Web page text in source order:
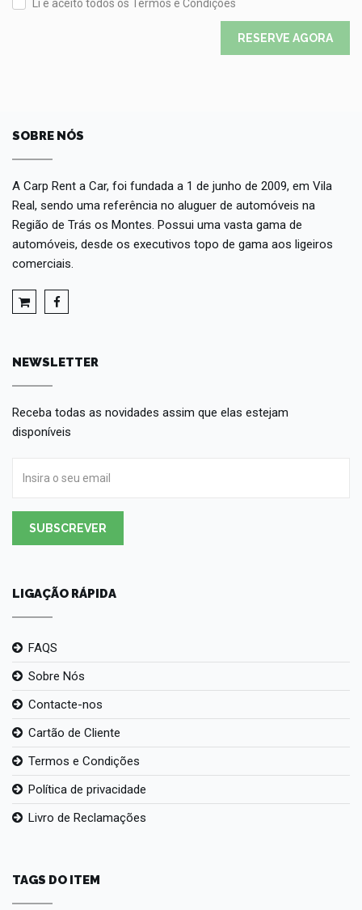
Li e aceito todos os Termos e Condições
RESERVE AGORA
SOBRE NÓS
A Carp Rent a Car, foi fundada a 1 de junho de 2009, em Vila
Real, sendo uma referência no aluguer de automóveis na
Região de Trás os Montes. Possui uma vasta gama de
automóveis, desde os executivos topo de gama aos ligeiros
comerciais.
NEWSLETTER
Receba todas as novidades assim que elas estejam
disponíveis
SUBSCREVER
LIGAÇÃO RÁPIDA
FAQS
Sobre Nós
Contacte-nos
Cartão de Cliente
Termos e Condições
Política de privacidade
Livro de Reclamações
TAGS DO ITEM